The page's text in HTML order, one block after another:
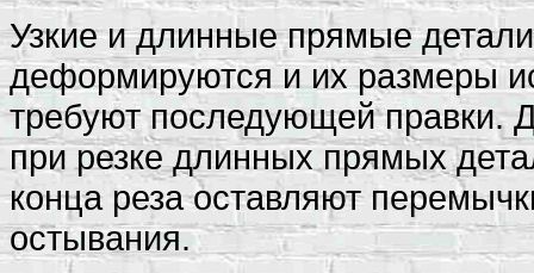
Узкие и длинные прямые
деформируются и их размеры
требуют последующей
при резке длинных прямых
конца реза оставляют
остывания.